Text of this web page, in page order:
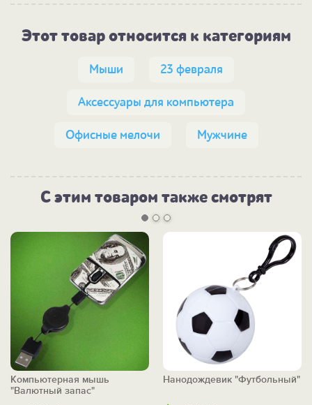
Этот товар относится к категориям
Мыши 23 февраля
Аксессуары для компьютера
Офисные мелочи Мужчине
С этим товаром также смотрят
Компьютерная мышь
"Валютный запас"
Нанодождевик "Футбольный"